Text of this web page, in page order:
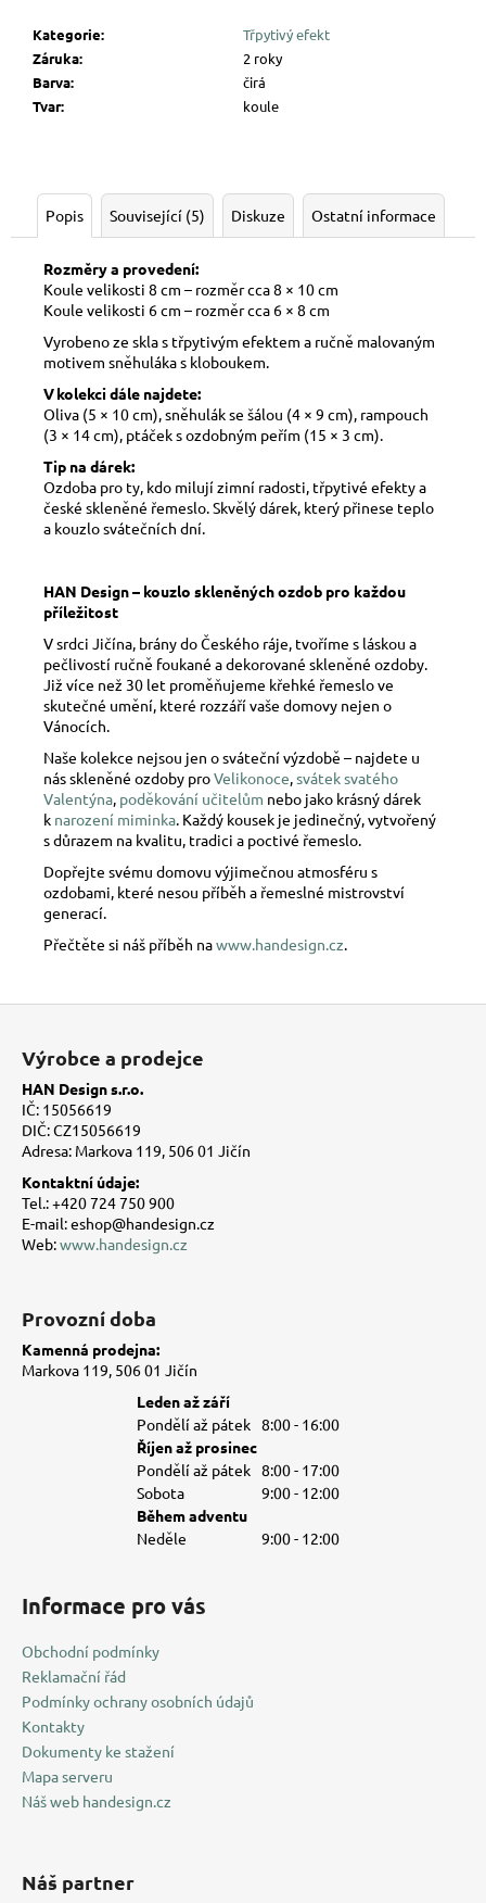
Kategorie:
Třpytivý efekt
Záruka:
2 roky
Barva:
čirá
Tvar: koule
Popis Související (5) Diskuze Ostatní informace
Rozměry a provedení:
Koule velikosti 8 cm – rozměr cca 8 × 10 cm
Koule velikosti 6 cm – rozměr cca 6 × 8 cm
Vyrobeno ze skla s třpytivým efektem a ručně malovaným
motivem sněhuláka s kloboukem.
V kolekci dále najdete:
Oliva (5 × 10 cm), sněhulák se šálou (4 × 9 cm), rampouch
(3 × 14 cm), ptáček s ozdobným peřím (15 × 3 cm).
Tip na dárek:
Ozdoba pro ty, kdo milují zimní radosti, třpytivé efekty a
české skleněné řemeslo. Skvělý dárek, který přinese teplo
a kouzlo svátečních dní.
HAN Design – kouzlo skleněných ozdob pro každou
příležitost
V srdci Jičína, brány do Českého ráje, tvoříme s láskou a
pečlivostí ručně foukané a dekorované skleněné ozdoby.
Již více než 30 let proměňujeme křehké řemeslo ve
skutečné umění, které rozzáří vaše domovy nejen o
Vánocích.
Naše kolekce nejsou jen o sváteční výzdobě – najdete u
nás skleněné ozdoby proVelikonoce,svátek svatého
Valentýna, poděkování učitelům nebo jako krásný dárek
k narození miminka. Každý kousek je jedinečný, vytvořený
s důrazem na kvalitu, tradici a poctivé řemeslo.
Dopřejte svému domovu výjimečnou atmosféru s
ozdobami, které nesou příběh a řemeslné mistrovství
generací.
Přečtěte si náš příběh nawww.handesign.cz.
Výrobce a prodejce
HAN Design s.r.o.
IČ: 15056619
DIČ: CZ15056619
Adresa: Markova 119, 506 01 Jičín
Kontaktní údaje:
Tel.: +420 724 750 900
E-mail: eshop@handesign.cz
Web:www.handesign.cz
Provozní doba
Kamenná prodejna:
Markova 119, 506 01 Jičín
Leden až září
Pondělí až pátek 8:00 - 16:00
Říjen až prosinec
Pondělí až pátek 8:00 - 17:00
Sobota
9:00 - 12:00
Během adventu
Neděle
9:00 - 12:00
Informace pro vás
Obchodní podmínky
Reklamační řád
Podmínky ochrany osobních údajů
Kontakty
Dokumenty ke stažení
Mapa serveru
Náš web handesign.cz
Náš partner